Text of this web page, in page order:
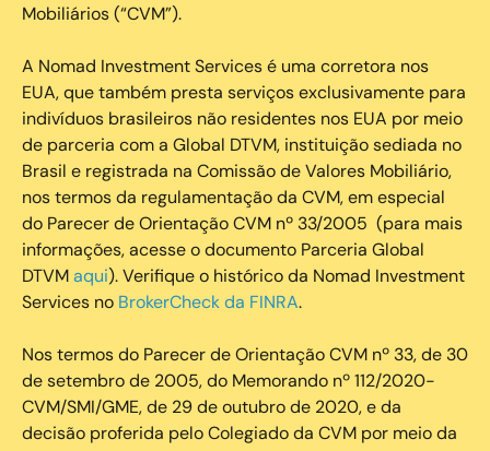
Mobiliários (“CVM”).
‍A Nomad Investment Services é uma corretora nos
EUA, que também presta serviços exclusivamente para
indivíduos brasileiros não residentes nos EUA por meio
de parceria com a Global DTVM, instituição sediada no
Brasil e registrada na Comissão de Valores Mobiliário,
nos termos da regulamentação da CVM, em especial
do Parecer de Orientação CVM nº 33/2005 (para mais
informações, acesse o documento Parceria Global
DTVMaqui). Verifique o histórico da Nomad Investment
Services no BrokerCheck da FINRA.
Nos termos do Parecer de Orientação CVM nº 33, de 30
de setembro de 2005, do Memorando nº 112/2020-
CVM/SMI/GME, de 29 de outubro de 2020, e da
decisão proferida pelo Colegiado da CVM por meio da